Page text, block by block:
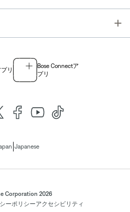
リ
Bose Connectア
プリ
Japanese
Corporation 2026
ーポリシーアクセシビリティ